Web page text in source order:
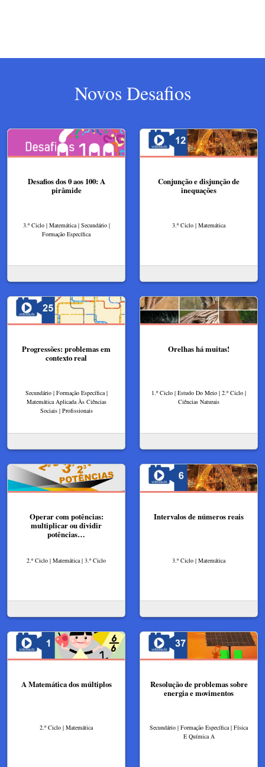
Novos Desafios
Desafios dos 0 aos 100: A
pirâmide
3.º Ciclo | Matemática | Secundário |
Formação Específica
Conjunção e disjunção de
inequações
3.º Ciclo | Matemática
Progressões: problemas em
contexto real
Secundário | Formação Específica |
Matemática Aplicada Às Ciências
Sociais | Profissionais
Orelhas há muitas!
1.º Ciclo | Estudo Do Meio | 2.º Ciclo |
Ciências Naturais
Operar com potências:
multiplicar ou dividir
potências…
2.º Ciclo | Matemática | 3.º Ciclo
Intervalos de números reais
3.º Ciclo | Matemática
A Matemática dos múltiplos
2.º Ciclo | Matemática
Resolução de problemas sobre
energia e movimentos
Secundário | Formação Específica | Física
E Química A